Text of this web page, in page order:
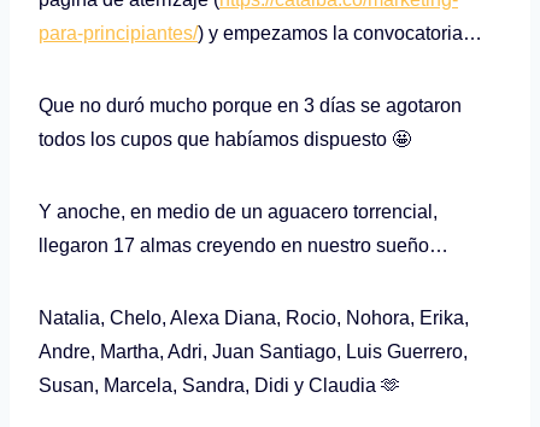
para-principiantes/) y empezamos la convocatoria…
Que no duró mucho porque en 3 días se agotaron
todos los cupos que habíamos dispuesto 🤩
Y anoche, en medio de un aguacero torrencial,
llegaron 17 almas creyendo en nuestro sueño…
Natalia, Chelo, Alexa Diana, Rocio, Nohora, Erika,
Andre, Martha, Adri, Juan Santiago, Luis Guerrero,
Susan, Marcela, Sandra, Didi y Claudia 🫶